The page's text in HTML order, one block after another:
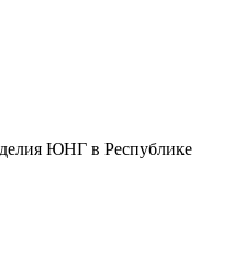
ЮНГ в Республике